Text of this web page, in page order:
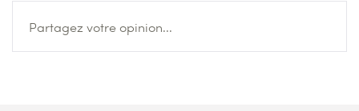
Partagez votre opinion...